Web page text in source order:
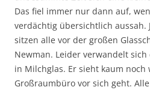
Das fiel immer nur dann auf,
verdächtig übersichtlich aussah.
sitzen alle vor der großen
Newman. Leider verwandelt
in Milchglas. Er sieht kaum noch
Großraumbüro vor sich geht.